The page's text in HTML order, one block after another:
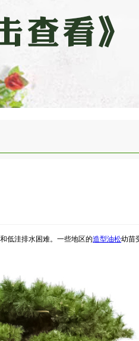
低洼排水困难。一些地区的造型油松幼苗